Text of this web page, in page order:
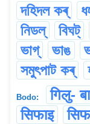
দহিদল কৰ্
নিডল্
বিঘট্
ভাগ্
ভাঙ
সমুৎপাট কৰ্
Bodo: गिलु-
सिफाइ